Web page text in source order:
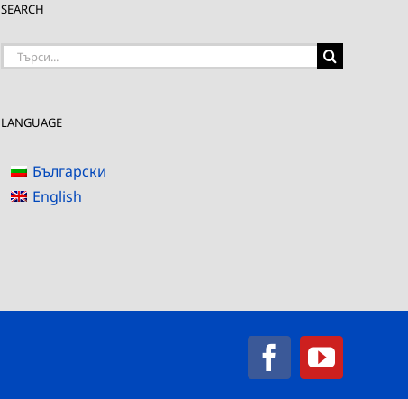
SEARCH
Търсене
LANGUAGE
Български
English
Facebook